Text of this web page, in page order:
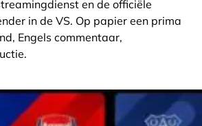
en de officiële
in de VS. Op papier een prima
Engels commentaar,